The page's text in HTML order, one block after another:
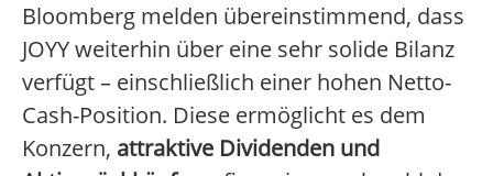
Bloomberg melden übereinstimmend, dass
JOYY weiterhin über eine sehr solide Bilanz
verfügt – einschließlich einer hohen Netto-
Cash-Position. Diese ermöglicht es dem
Konzern, attraktive Dividenden und